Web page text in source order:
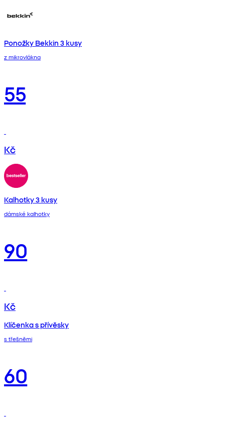
Ponožky Bekkin 3 kusy
z mikrovlákna
55
Kč
Kalhotky 3 kusy
dámské kalhotky
90
Kč
Klíčenka s přívěsky
s třešněmi
60